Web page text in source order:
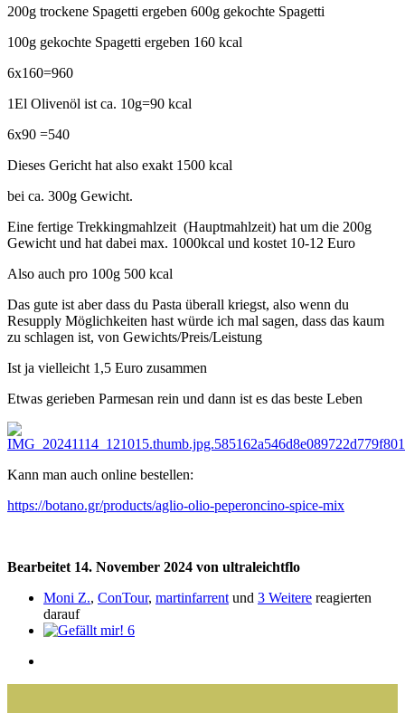
200g trockene Spagetti ergeben 600g gekochte Spagetti
100g gekochte Spagetti ergeben 160 kcal
6x160=960
1El Olivenöl ist ca. 10g=90 kcal
6x90 =540
Dieses Gericht hat also exakt 1500 kcal
bei ca. 300g Gewicht.
Eine fertige Trekkingmahlzeit (Hauptmahlzeit) hat um die 200g
Gewicht und hat dabei max. 1000kcal und kostet 10-12 Euro
Also auch pro 100g 500 kcal
Das gute ist aber dass du Pasta überall kriegst, also wenn du
Resupply Möglichkeiten hast würde ich mal sagen, dass das kaum
zu schlagen ist, von Gewichts/Preis/Leistung
Ist ja vielleicht 1,5 Euro zusammen
Etwas gerieben Parmesan rein und dann ist es das beste Leben
Kann man auch online bestellen:
https://botano.gr/products/aglio-olio-peperoncino-spice-mix
Bearbeitet 14. November 2024 von ultraleichtflo
Moni Z., ConTour, martinfarrent und 3 Weitere reagierten
darauf
6